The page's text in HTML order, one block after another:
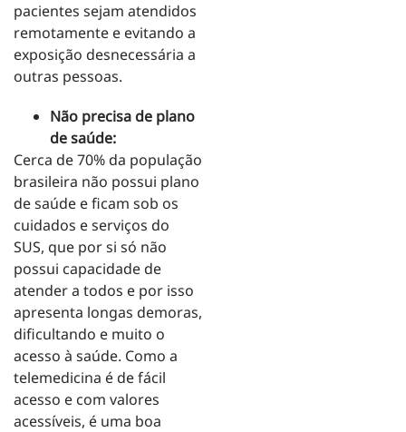
pacientes sejam atendidos
remotamente e evitando a
exposição desnecessária a
outras pessoas.
Não precisa de plano
de saúde:
Cerca de 70% da população
brasileira não possui plano
de saúde e ficam sob os
cuidados e serviços do
SUS, que por si só não
possui capacidade de
atender a todos e por isso
apresenta longas demoras,
dificultando e muito o
acesso à saúde. Como a
telemedicina é de fácil
acesso e com valores
acessíveis, é uma boa